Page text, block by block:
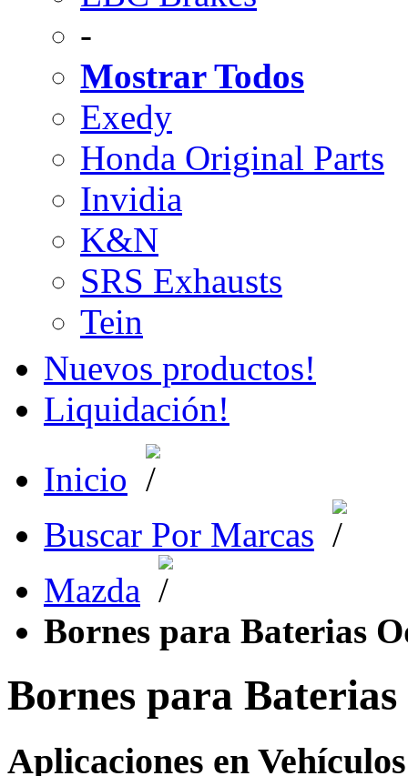
-
Mostrar Todos
Exedy
Honda Original Parts
Invidia
K&N
SRS Exhausts
Tein
Nuevos productos!
Liquidación!
Inicio
Buscar Por Marcas
Mazda
Bornes para Baterias
Bornes para
Aplicaciones en Vehículos